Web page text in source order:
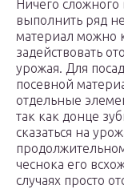
Ничего
выполнить ряд
материал можно
задействовать
урожая. Для
посевной
отдельные
так как донце
сказаться на
чеснока его
случаях просто